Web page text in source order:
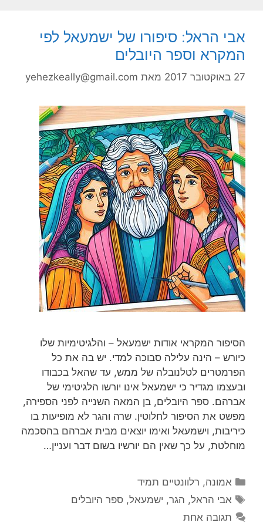
אבי הראל: סיפורו של ישמעאל לפי
המקרא וספר היובלים
27 באוקטובר 2017 מאת yehezkeally@gmail.com
הסיפור המקראי אודות ישמעאל – והלגיטימיות שלו
כיורש – הינה עלילה סבוכה למדי. יש בה את כל
הפרמטרים לטלנובלה של ממש, עד שהאל בכבודו
ובעצמו מגדיר כי ישמעאל אינו יורשו הלגיטימי של
אברהם. ספר היובלים, בן המאה השנייה לפני הספירה,
מפשט את הסיפור לחלוטין. שרה והגר לא מופיעות בו
כיריבות, וישמעאל ואימו יוצאים מבית אברהם בהסכמה
מוחלטת, על כך שאין הם יורשיו בשום דבר ועניין…
קטגוריות
אמונה, רלוונטיים תמיד
תגיות
אבי הראל, הגר, ישמעאל,ספר היובלים
תגובה אחת